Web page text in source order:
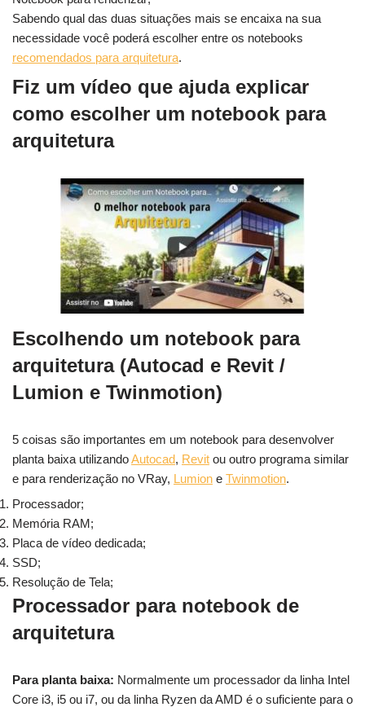
Sabendo qual das duas situações mais se encaixa na sua
necessidade você poderá escolher entre os notebooks
recomendados para arquitetura.
Fiz um vídeo que ajuda explicar
como escolher um notebook para
arquitetura
Escolhendo um notebook para
arquitetura (Autocad e Revit /
Lumion e Twinmotion)
5 coisas são importantes em um notebook para desenvolver
planta baixa utilizandoAutocad, Revit ou outro programa similar
e para renderização no VRay, Lumion e Twinmotion.
Processador;
Memória RAM;
Placa de vídeo dedicada;
SSD;
Resolução de Tela;
Processador para notebook de
arquitetura
Para planta baixa: Normalmente um processador da linha Intel
Core i3, i5 ou i7, ou da linha Ryzen da AMD é o suficiente para o